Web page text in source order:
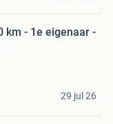
29 jul 26